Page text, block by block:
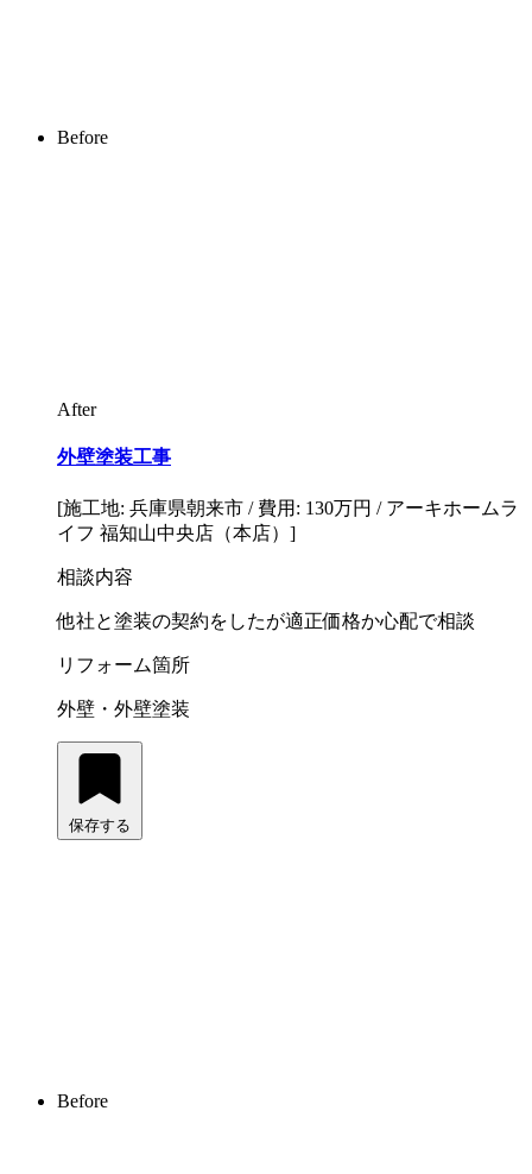
Before
After
外壁塗装工事
[施工地: 兵庫県朝来市 / 費用: 130万円 / アーキホームラ
イフ 福知山中央店（本店）]
相談内容
他社と塗装の契約をしたが適正価格か心配で相談
リフォーム箇所
外壁・外壁塗装
保存する
Before